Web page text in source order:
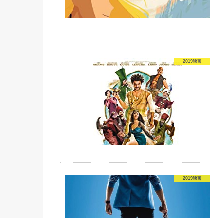
2019映画
2019映画